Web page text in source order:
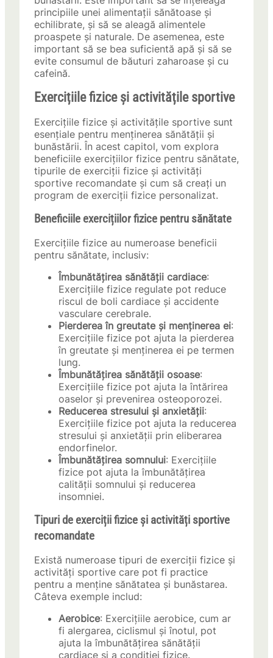
principiile unei alimentații sănătoase și
echilibrate, și să se aleagă alimentele
proaspete și naturale. De asemenea, este
important să se bea suficientă apă și să se
evite consumul de băuturi zaharoase și cu
cafeină.
Exercițiile fizice și activitățile sportive
Exercițiile fizice și activitățile sportive sunt
esențiale pentru menținerea sănătății și
bunăstării. În acest capitol, vom explora
beneficiile exercițiilor fizice pentru sănătate,
tipurile de exerciții fizice și activități
sportive recomandate și cum să creați un
program de exerciții fizice personalizat.
Beneficiile exercițiilor fizice pentru sănătate
Exercițiile fizice au numeroase beneficii
pentru sănătate, inclusiv:
Îmbunătățirea sănătății cardiace:
Exercițiile fizice regulate pot reduce
riscul de boli cardiace și accidente
vasculare cerebrale.
Pierderea în greutate și menținerea ei:
Exercițiile fizice pot ajuta la pierderea
în greutate și menținerea ei pe termen
lung.
Îmbunătățirea sănătății osoase:
Exercițiile fizice pot ajuta la întărirea
oaselor și prevenirea osteoporozei.
Reducerea stresului și anxietății:
Exercițiile fizice pot ajuta la reducerea
stresului și anxietății prin eliberarea
endorfinelor.
Îmbunătățirea somnului: Exercițiile
fizice pot ajuta la îmbunătățirea
calității somnului și reducerea
insomniei.
Tipuri de exerciții fizice și activități sportive
recomandate
Există numeroase tipuri de exerciții fizice și
activități sportive care pot fi practice
pentru a menține sănătatea și bunăstarea.
Câteva exemple includ:
Aerobice: Exercițiile aerobice, cum ar
fi alergarea, ciclismul și înotul, pot
ajuta la îmbunătățirea sănătății
cardiace și a condiției fizice.